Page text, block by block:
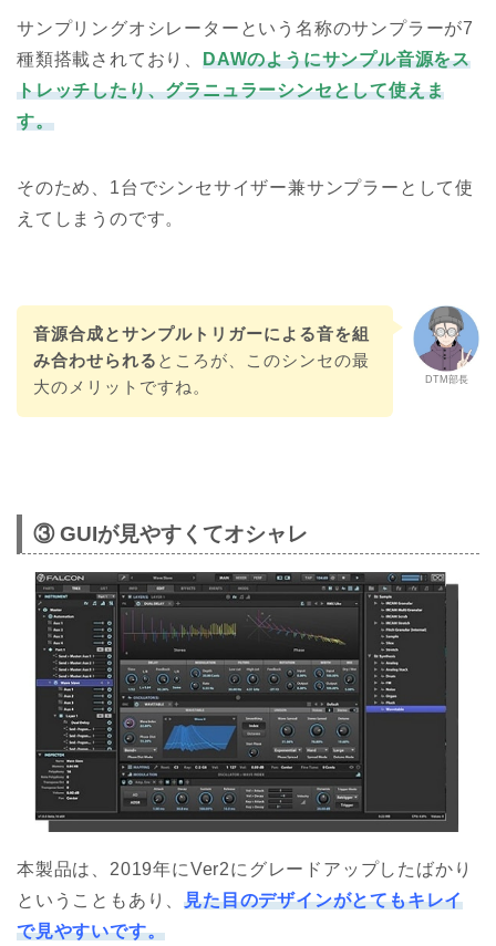
サンプリングオシレーターという名称のサンプラーが7
種類搭載されており、 DAWのようにサンプル音源をス
トレッチしたり、グラニュラーシンセとして使えま
す。
そのため、1台でシンセサイザー兼サンプラーとして使
えてしまうのです。
DTM部長
音源合成とサンプルトリガーによる音を組
み合わせられる ところが、このシンセの最
大のメリットですね。
③ GUIが見やすくてオシャレ
本製品は、2019年にVer2にグレードアップしたばかり
ということもあり、見た目のデザインがとてもキレイ
で見やすいです。